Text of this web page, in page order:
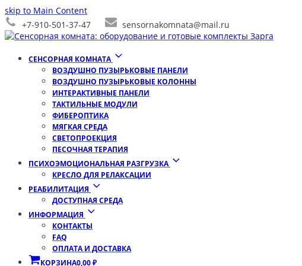
skip to Main Content
+7-910-501-37-47
sensornakomnata@mail.ru
СЕНСОРНАЯ КОМНАТА
ВОЗДУШНО ПУЗЫРЬКОВЫЕ ПАНЕЛИ
ВОЗДУШНО ПУЗЫРЬКОВЫЕ КОЛОННЫ
ИНТЕРАКТИВНЫЕ ПАНЕЛИ
ТАКТИЛЬНЫЕ МОДУЛИ
ФИБЕРОПТИКА
МЯГКАЯ СРЕДА
СВЕТОПРОЕКЦИЯ
ПЕСОЧНАЯ ТЕРАПИЯ
ПСИХОЭМОЦИОНАЛЬНАЯ РАЗГРУЗКА
КРЕСЛО ДЛЯ РЕЛАКСАЦИИ
РЕАБИЛИТАЦИЯ
ДОСТУПНАЯ СРЕДА
ИНФОРМАЦИЯ
КОНТАКТЫ
FAQ
ОПЛАТА И ДОСТАВКА
КОРЗИНА0,00₽